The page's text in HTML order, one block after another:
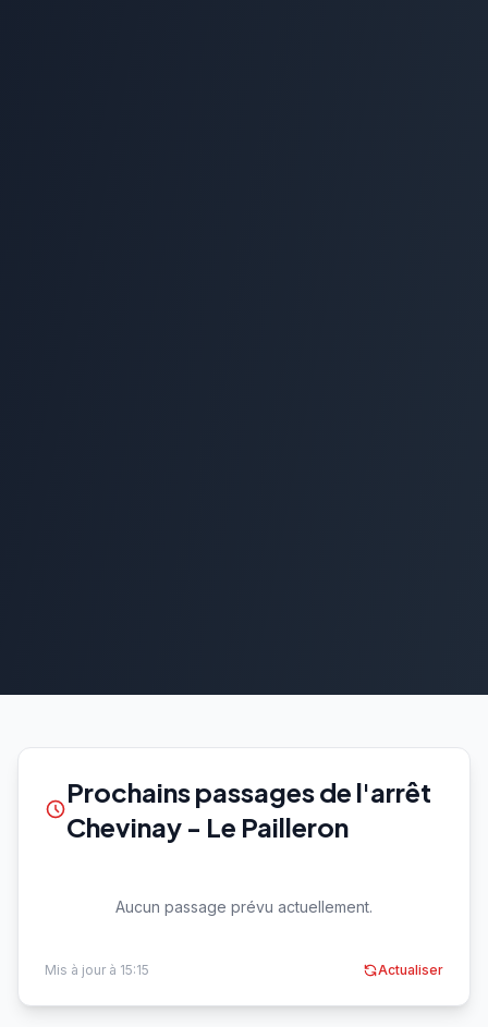
Prochains passages de l'arrêt
Chevinay - Le Pailleron
Aucun passage prévu actuellement.
Mis à jour à 15:15 Actualiser